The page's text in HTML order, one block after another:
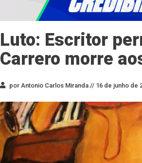
Luto: Escritor
Carrero morre
por Antonio Carlos Miranda // 16 de junho de